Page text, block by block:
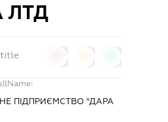
ЛТД
ПІДПРИЄМСТВО "ДАРА